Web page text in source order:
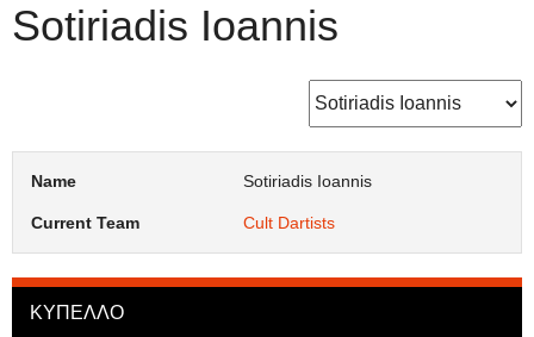
Sotiriadis Ioannis
Name Sotiriadis Ioannis
Current Team Cult Dartists
ΚΥΠΕΛΛΟ